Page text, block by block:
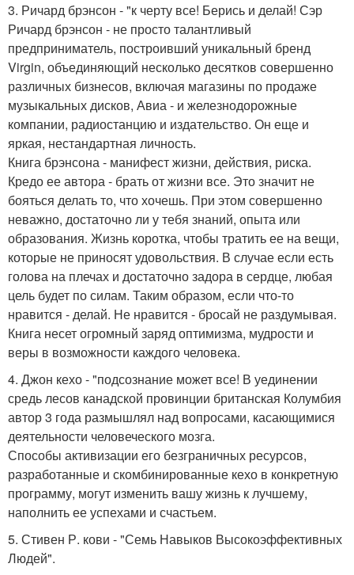
3. Ричард брэнсон - "к черту все! Берись и делай! Сэр
Ричард брэнсон - не просто талантливый
предприниматель, построивший уникальный бренд
Virgin, объединяющий несколько десятков совершенно
различных бизнесов, включая магазины по продаже
музыкальных дисков, Авиа - и железнодорожные
компании, радиостанцию и издательство. Он еще и
яркая, нестандартная личность.
Книга брэнсона - манифест жизни, действия, риска.
Кредо ее автора - брать от жизни все. Это значит не
бояться делать то, что хочешь. При этом совершенно
неважно, достаточно ли у тебя знаний, опыта или
образования. Жизнь коротка, чтобы тратить ее на вещи,
которые не приносят удовольствия. В случае если есть
голова на плечах и достаточно задора в сердце, любая
цель будет по силам. Таким образом, если что-то
нравится - делай. Не нравится - бросай не раздумывая.
Книга несет огромный заряд оптимизма, мудрости и
веры в возможности каждого человека.
4. Джон кехо - "подсознание может все! В уединении
средь лесов канадской провинции британская Колумбия
автор 3 года размышлял над вопросами, касающимися
деятельности человеческого мозга.
Способы активизации его безграничных ресурсов,
разработанные и скомбинированные кехо в конкретную
программу, могут изменить вашу жизнь к лучшему,
наполнить ее успехами и счастьем.
5. Стивен Р. кови - "Семь Навыков Высокоэффективных
Людей".